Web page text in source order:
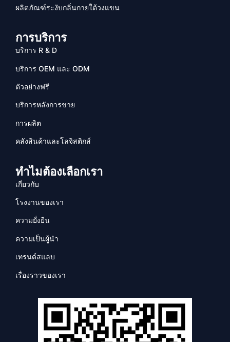
ผลิตภัณฑ์ระงับกลิ่นกายใต้วงแขน
การบริการ
บริการ R & D
บริการ OEM และ ODM
ตัวอย่างฟรี
บริการหลังการขาย
การผลิต
คลังสินค้าและโลจิสติกส์
ทำไมต้องเลือกเรา
เกี่ยวกับ
โรงงานของเรา
ความยั่งยืน
ความเป็นผู้นำ
เทรนด์สแลบ
เรื่องราวของเรา